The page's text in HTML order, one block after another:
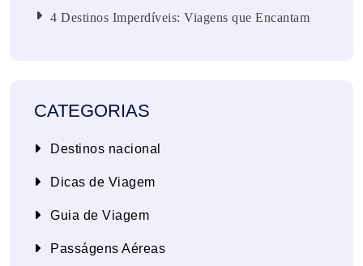
4 Destinos Imperdíveis: Viagens que Encantam
CATEGORIAS
Destinos nacional
Dicas de Viagem
Guia de Viagem
Passágens Aéreas